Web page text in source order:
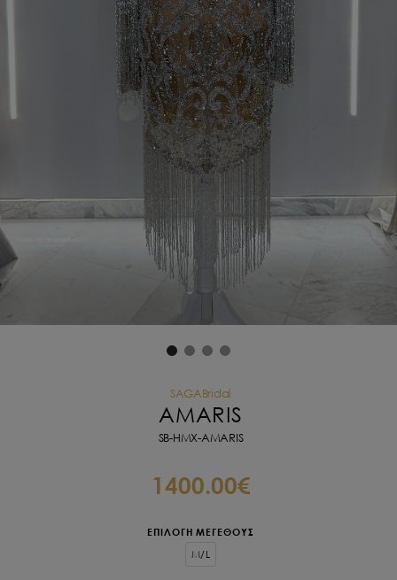
SAGABridal
AMARIS
SB-HMX-AMARIS
1400.00€
ΕΠΙΛΟΓΗ ΜΕΓΕΘΟΥΣ
M/L